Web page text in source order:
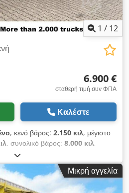
1 / 12
6.900 €
σταθερή τιμή συν ΦΠΑ
Καλέστε
, κενό βάρος: 2.150 κιλ, μέγιστο
, συνολικό βάρος: 8.000 κιλ,
, πρώτη ταξινόμηση:
ελαστικού:8.25R20, χιλιομετρική
μετάδοσης:άλλο, καμπίνα οδηγού:
Μπόβεντεν, 2 άξονες,
Μικρή αγγελία